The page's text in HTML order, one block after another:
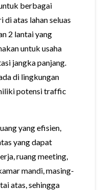
berbagai
atas lahan seluas
2 lantai yang
untuk usaha
jangka panjang.
di lingkungan
potensi traffic
yang efisien,
yang dapat
ruang meeting,
mandi, masing-
atas, sehingga